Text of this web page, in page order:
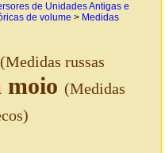
de Unidades Antigas e
de volume > Medidas
(Medidas russas
moio (Medidas